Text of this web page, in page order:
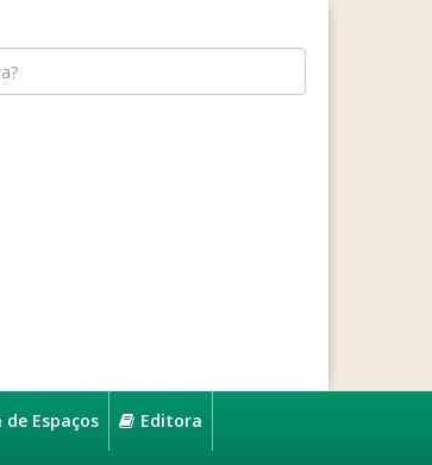
de Espaços Editora